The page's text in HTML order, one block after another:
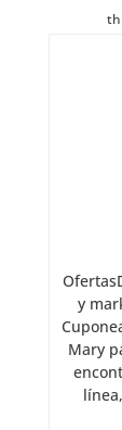
y
Mary